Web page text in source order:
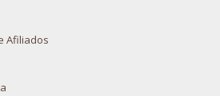
Afiliados